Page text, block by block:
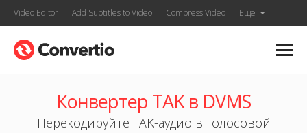
Video Editor Add Subtitles to Video Compress Video Ещё
Конвертер TAK в DVMS
Перекодируйте TAK-аудио в голосовой